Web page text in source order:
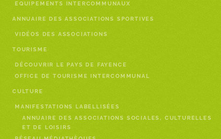
EQUIPEMENTS INTERCOMMUNAUX
ANNUAIRE DES ASSOCIATIONS SPORTIVES
VIDÉOS DES ASSOCIATIONS
TOURISME
DÉCOUVRIR LE PAYS DE FAYENCE
OFFICE DE TOURISME INTERCOMMUNAL
CULTURE
MANIFESTATIONS LABELLISÉES
ANNUAIRE DES ASSOCIATIONS SOCIALES, CULTURELLES
ET DE LOISIRS